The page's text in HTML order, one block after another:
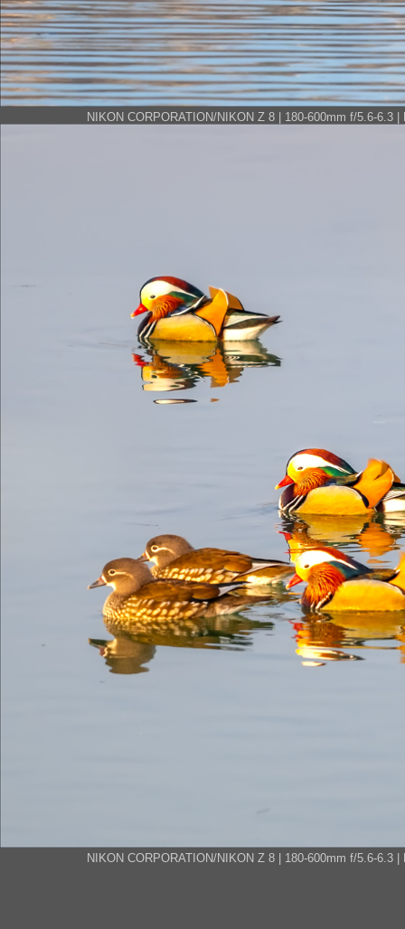
NIKON CORPORATION/NIKON Z 8 | 180-600mm f/5.6-6.3
NIKON CORPORATION/NIKON Z 8 | 180-600mm f/5.6-6.3